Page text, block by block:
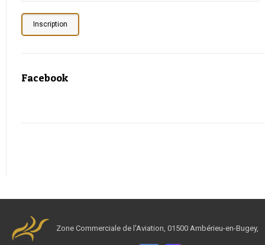
Inscription
Facebook
Zone Commerciale de l'Aviation, 01500 Ambérieu-en-Bugey,